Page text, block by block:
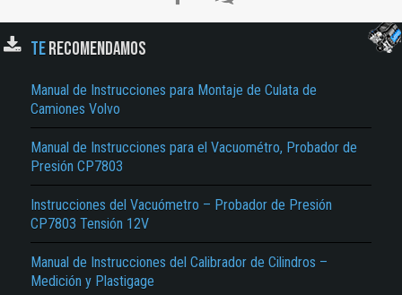
TERECOMENDAMOS
Manual de Instrucciones para Montaje de Culata de
Camiones Volvo
Manual de Instrucciones para el Vacuométro, Probador de
Presión CP7803
Instrucciones del Vacuómetro – Probador de Presión
CP7803 Tensión 12V
Manual de Instrucciones del Calibrador de Cilindros –
Medición y Plastigage
El Título es incorrecto según el contenido.
No carga o no se visualiza el contenido.